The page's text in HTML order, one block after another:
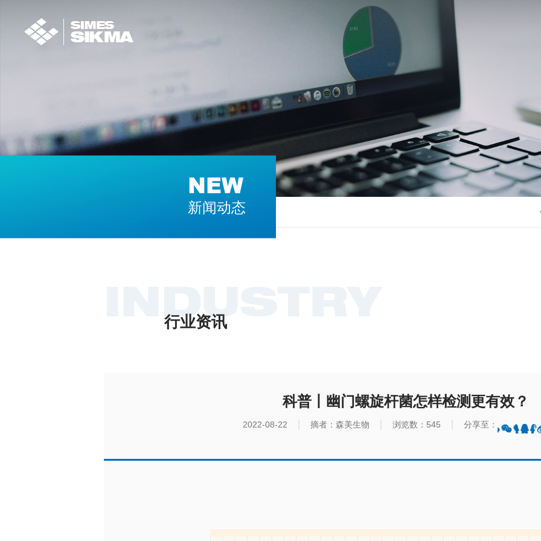
NEW
新闻动态
INDUSTRY
行业资讯
科普丨幽门螺旋杆菌怎样检测更有效？
2022-08-22 摘者：森美生物 浏览数： 545 分享至：